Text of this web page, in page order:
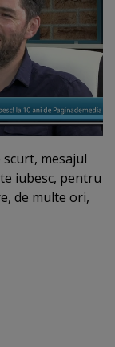
scurt, mesajul
iubesc, pentru
de multe ori,